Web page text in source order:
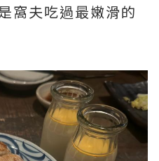
窩夫吃過最嫩滑的